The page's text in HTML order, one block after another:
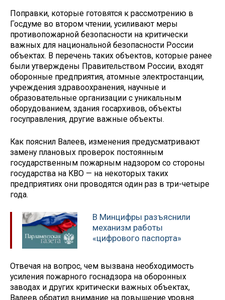
Поправки, которые готовятся к рассмотрению в
Госдуме во втором чтении, усиливают меры
противопожарной безопасности на критически
важных для национальной безопасности России
объектах. В перечень таких объектов, которые ранее
были утверждены Правительством России, входят
оборонные предприятия, атомные электростанции,
учреждения здравоохранения, научные и
образовательные организации с уникальным
оборудованием, здания госархивов, объекты
госуправления, другие важные объекты.
Как пояснил Валеев, изменения предусматривают
замену плановых проверок постоянным
государственным пожарным надзором со стороны
государства на КВО — на некоторых таких
предприятиях они проводятся один раз в три-четыре
года.
В Минцифры разъяснили
механизм работы
«цифрового паспорта»
Отвечая на вопрос, чем вызвана необходимость
усиления пожарного госнадзора на оборонных
заводах и других критически важных объектах,
Валеев обратил внимание на повышение уровня